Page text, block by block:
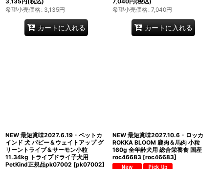
希望小売価格: 3,135円
カートに入れる
希望小売価格: 7,040円
カートに入れる
NEW 最短賞味2027.6.19・ペットカ
インド 犬 パピー＆ウェイトアップ グ
リーントライプ＆サーモン小粒
11.34kg トライプドライ子犬用
PetKind正規品pk07002 [pk07002]
NEW 最短賞味2027.10.6・ロッカ
ROKKA BLOOM 鹿肉＆馬肉 小粒
160g 全年齢犬用 総合栄養食 国産
roc46683 [roc46683]